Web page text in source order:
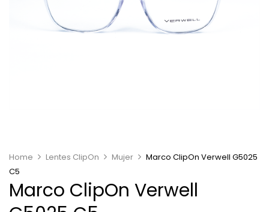
Home Lentes ClipOn Mujer
Marco ClipOn Verwell G5025
C5
Marco ClipOn Verwell